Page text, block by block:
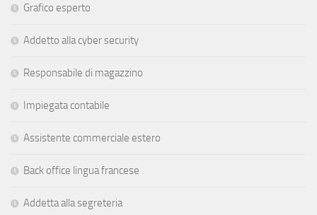
Grafico esperto
Addetto alla cyber security
Responsabile di magazzino
Impiegata contabile
Assistente commerciale estero
Back office lingua francese
Addetta alla segreteria